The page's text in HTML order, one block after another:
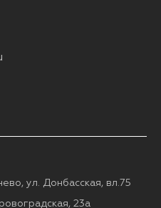
ул. Донбасская, вл.75
23а